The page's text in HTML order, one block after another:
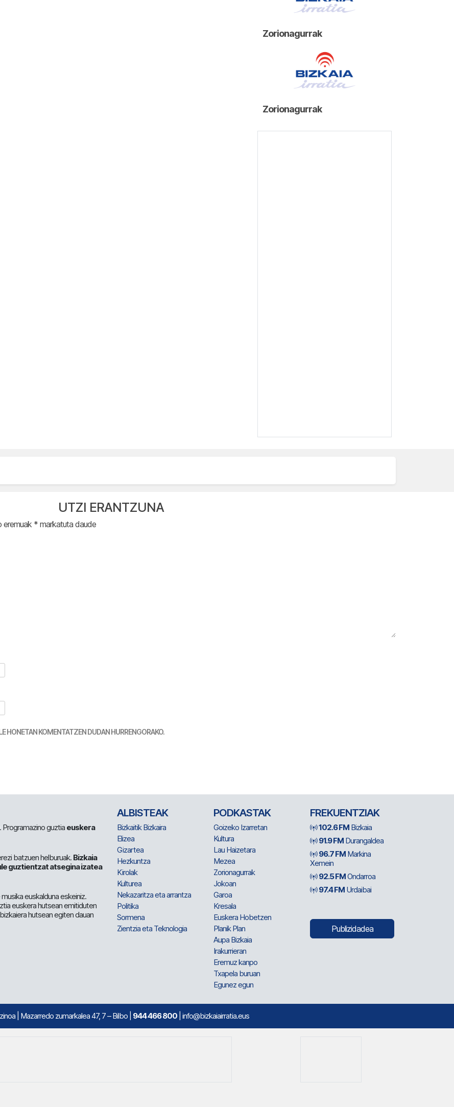
Zorionagurrak
Zorionagurrak
UTZI ERANTZUNA
eremuak * markatuta daude
HONETAN KOMENTATZEN DUDAN HURRENGORAKO.
guztia euskera
batzuen helburuak. Bizkaia
guztientzat atsegina izatea
euskalduna eskeiniz.
euskera hutsean emitiduten
hutsean egiten dauan
ALBISTEAK
Bizkaitik Bizkaira
Elizea
Gizartea
Hezkuntza
Kirolak
Kulturea
Nekazaritza eta arrantza
Politika
Sormena
Zientzia eta Teknologia
PODKASTAK
Goizeko Izarretan
Kultura
Lau Haizetara
Mezea
Zorionagurrak
Jokoan
Garoa
Kresala
Euskera Hobetzen
Planik Plan
Aupa Bizkaia
Irakurrieran
Eremuz kanpo
Txapela buruan
Egunez egun
FREKUENTZIAK
102.6 FM Bizkaia
91.9 FM Durangaldea
96.7 FM Markina
Xemein
92.5 FMOndarroa
97.4 FM Urdaibai
Publizidadea
| Mazarredo zumarkalea 47, 7 – Bilbo | 944 466 800 | info@bizkaiairratia.eus